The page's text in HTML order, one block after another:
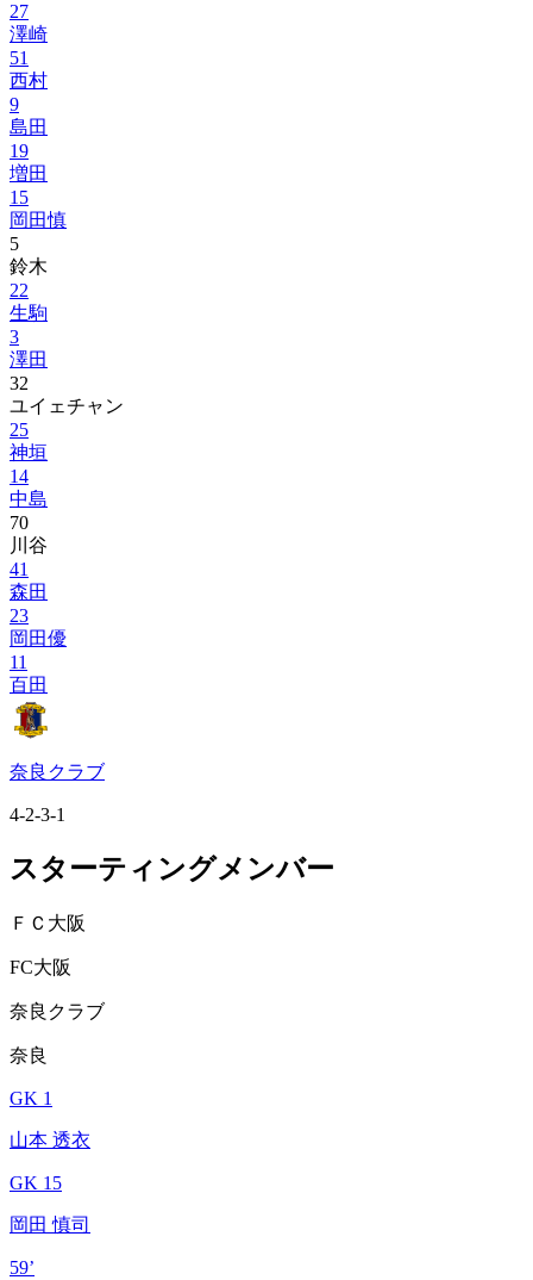
27
澤崎
51
西村
9
島田
19
増田
15
岡田慎
5
鈴木
22
生駒
3
澤田
32
ユイェチャン
25
神垣
14
中島
70
川谷
41
森田
23
岡田優
11
百田
奈良クラブ
4-2-3-1
スターティングメンバー
ＦＣ大阪
FC大阪
奈良クラブ
奈良
GK 1
山本 透衣
GK 15
岡田 慎司
59’